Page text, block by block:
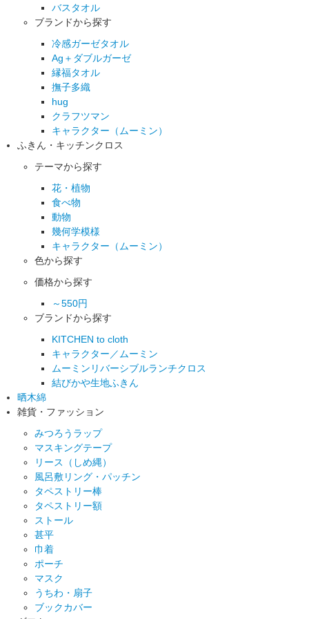
バスタオル
ブランドから探す
冷感ガーゼタオル
Ag＋ダブルガーゼ
縁福タオル
撫子多織
hug
クラフツマン
キャラクター（ムーミン）
ふきん・キッチンクロス
テーマから探す
花・植物
食べ物
動物
幾何学模様
キャラクター（ムーミン）
色から探す
価格から探す
～550円
ブランドから探す
KITCHEN to cloth
キャラクター／ムーミン
ムーミンリバーシブルランチクロス
結びかや生地ふきん
晒木綿
雑貨・ファッション
みつろうラップ
マスキングテープ
リース（しめ縄）
風呂敷リング・パッチン
タペストリー棒
タペストリー額
ストール
甚平
巾着
ポーチ
マスク
うちわ・扇子
ブックカバー